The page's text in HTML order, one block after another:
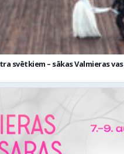
svētkiem – sākas Valmieras